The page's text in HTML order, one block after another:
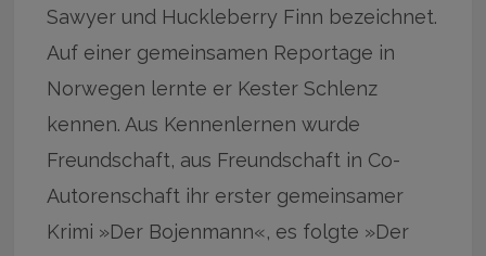
Sawyer und Huckleberry Finn bezeichnet.
Auf einer gemeinsamen Reportage in
Norwegen lernte er Kester Schlenz
kennen. Aus Kennenlernen wurde
Freundschaft, aus Freundschaft in Co-
Autorenschaft ihr erster gemeinsamer
Krimi »Der Bojenmann«, es folgte »Der